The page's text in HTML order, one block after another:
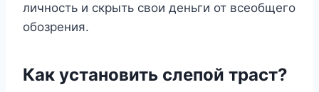
личность и скрыть свои деньги от всеобщего
обозрения.
Как установить слепой траст?